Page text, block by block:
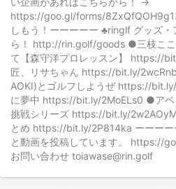
https://goo.gl/forms/
しもう！ーーーーー ♣ringlf グッズ
ら！ http://rin.golf/goods ●三枝ここ
て【森守洋プロレッスン】 https://
匠、リサちゃん https://bit.ly/
AOKI)とゴルフしようぜ https://
に夢中 https://bit.ly/2MoELs0 ●アベ
挑戦シリーズ https://bit.ly/
とめ https://bit.ly/2P814ka ーーー
と動画を投稿しています。 https://
お問い合わせ toiawase@rin.golf